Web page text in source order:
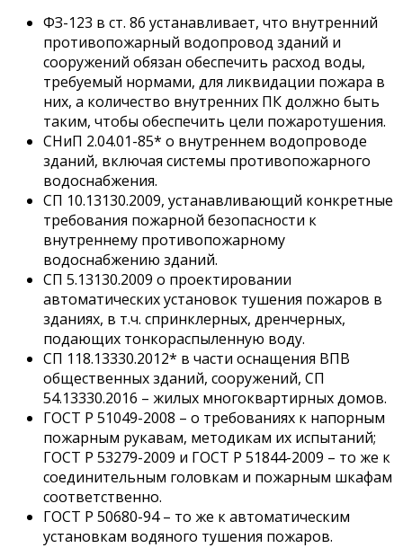
ФЗ-123 в ст. 86 устанавливает, что внутренний
противопожарный водопровод зданий и
сооружений обязан обеспечить расход воды,
требуемый нормами, для ликвидации пожара в
них, а количество внутренних ПК должно быть
таким, чтобы обеспечить цели пожаротушения.
СНиП 2.04.01-85* о внутреннем водопроводе
зданий, включая системы противопожарного
водоснабжения.
СП 10.13130.2009, устанавливающий конкретные
требования пожарной безопасности к
внутреннему противопожарному
водоснабжению зданий.
СП 5.13130.2009 о проектировании
автоматических установок тушения пожаров в
зданиях, в т.ч. спринклерных, дренчерных,
подающих тонкораспыленную воду.
СП 118.13330.2012* в части оснащения ВПВ
общественных зданий, сооружений, СП
54.13330.2016 – жилых многоквартирных домов.
ГОСТ Р 51049-2008 – о требованиях к напорным
пожарным рукавам, методикам их испытаний;
ГОСТ Р 53279-2009 и ГОСТ Р 51844-2009 – то же к
соединительным головкам и пожарным шкафам
соответственно.
ГОСТ Р 50680-94 – то же к автоматическим
установкам водяного тушения пожаров.